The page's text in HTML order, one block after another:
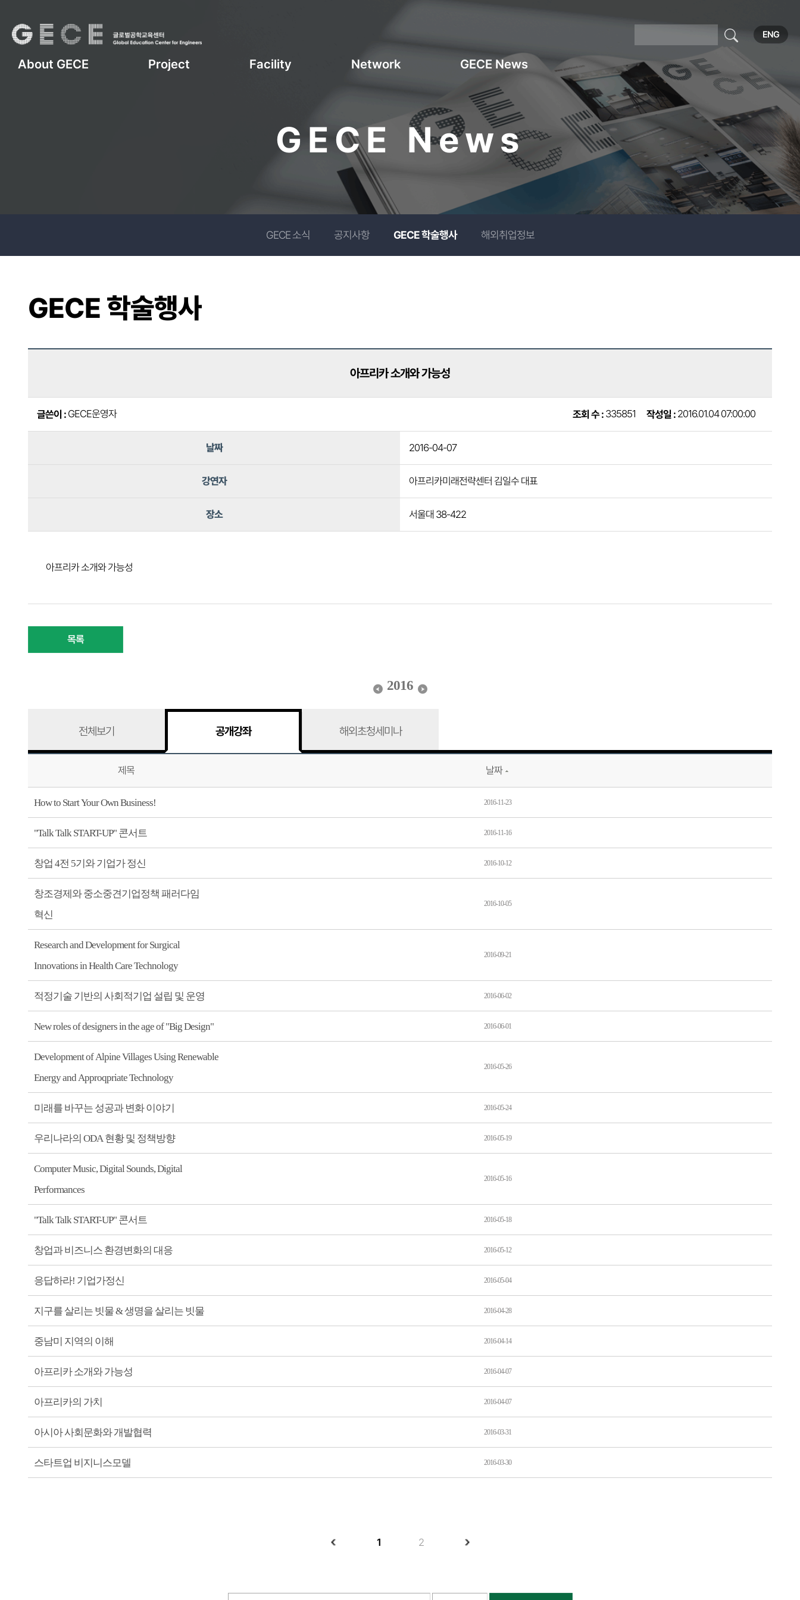
GECE News
GECE 소식 공지사항 GECE 학술행사 해외취업정보
GECE 학술행사
아프리카 소개와 가능성
글쓴이 : GECE운영자 조회 수 : 335851 작성일 : 2016.01.04 07:00:00
날짜 2016-04-07
강연자 아프리카미래전략센터 김일수 대표
장소 서울대 38-422
아프리카 소개와 가능성
목록
2016
전체보기 공개강좌 해외초청세미나
제목 날짜
How to Start Your Own Business! 2016-11-23
"Talk Talk START-UP" 콘서트 2016-11-16
창업 4전 5기와 기업가 정신 2016-10-12
창조경제와 중소중견기업정책 패러다임
혁신
2016-10-05
Research and Development for Surgical
Innovations in Health Care Technology
2016-09-21
적정기술 기반의 사회적기업 설립 및 운영 2016-06-02
New roles of designers in the age of "Big Design" 2016-06-01
Development of Alpine Villages Using Renewable
Energy and Approqpriate Technology
2016-05-26
미래를 바꾸는 성공과 변화 이야기 2016-05-24
우리나라의 ODA 현황 및 정책방향 2016-05-19
Computer Music, Digital Sounds, Digital
Performances
2016-05-16
"Talk Talk START-UP" 콘서트 2016-05-18
창업과 비즈니스 환경변화의 대응 2016-05-12
응답하라! 기업가정신 2016-05-04
지구를 살리는 빗물 & 생명을 살리는 빗물 2016-04-28
중남미 지역의 이해 2016-04-14
아프리카 소개와 가능성 2016-04-07
아프리카의 가치 2016-04-07
아시아 사회문화와 개발협력 2016-03-31
스타트업 비지니스모델 2016-03-30
1 2
About GECE Project Facility Network GECE News
ENG